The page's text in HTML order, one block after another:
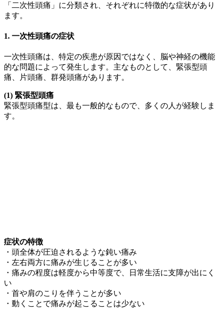
「二次性頭痛」に分類され、それぞれに特徴的な症状があり
ます。
1. 一次性頭痛の症状
一次性頭痛は、特定の疾患が原因ではなく、脳や神経の機能
的な問題によって発生します。主なものとして、緊張型頭
痛、片頭痛、群発頭痛があります。
(1) 緊張型頭痛
緊張型頭痛型は、最も一般的なもので、多くの人が経験しま
す。
症状の特徴
・頭全体が圧迫されるような鈍い痛み
・左右両方に痛みが生じることが多い
・痛みの程度は軽度から中等度で、日常生活に支障が出にく
い
・首や肩のこりを伴うことが多い
・動くことで痛みが起こることは少ない